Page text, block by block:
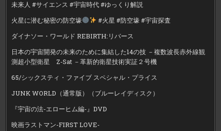
未来人 #サイエンス #宇宙時代 #ゆっくり解説
火星に潜む秘密の防空壕
#火星 #防空壕 #宇宙探査
ダイナソー・ワールド REBIRTH:リバース
日本の宇宙開発の未来のために集結した14の技 －複数波長赤外線観
測超小型衛星 Z-Sat －革新的衛星技術実証２号機
65/シックスティ・ファイブ スペシャル・プライス
JUNK WORLD（通常版）（ブルーレイディスク）
『宇宙の法-エローヒム編-』DVD
映画ラストマン-FIRST LOVE-